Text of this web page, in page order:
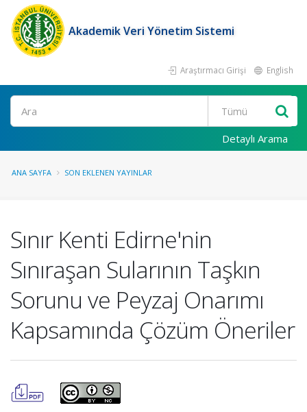
Akademik Veri Yönetim Sistemi
Araştırmacı Girişi English
Ara
Detaylı Arama
ANA SAYFA SON EKLENEN YAYINLAR
Sınır Kenti Edirne'nin
Sınıraşan Sularının Taşkın
Sorunu ve Peyzaj Onarımı
Kapsamında Çözüm Öneriler